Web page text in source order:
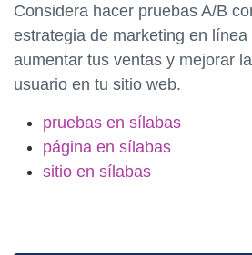
Considera hacer pruebas A/B
estrategia de marketing en
aumentar tus ventas y mejorar
usuario en tu sitio web.
pruebas en sílabas
página en sílabas
sitio en sílabas